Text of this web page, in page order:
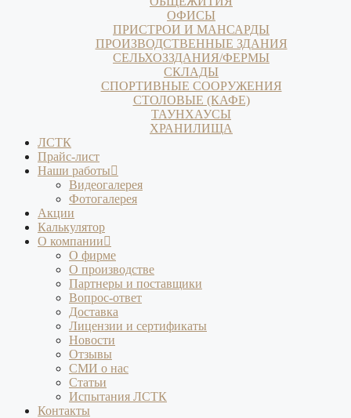
ОФИСЫ
ПРИСТРОИ И МАНСАРДЫ
ПРОИЗВОДСТВЕННЫЕ ЗДАНИЯ
СЕЛЬХОЗЗДАНИЯ/ФЕРМЫ
СКЛАДЫ
СПОРТИВНЫЕ СООРУЖЕНИЯ
СТОЛОВЫЕ (КАФЕ)
ТАУНХАУСЫ
ХРАНИЛИЩА
ЛСТК
Прайс-лист
Наши работы
Видеогалерея
Фотогалерея
Акции
Калькулятор
О компании
О фирме
О производстве
Партнеры и поставщики
Вопрос-ответ
Доставка
Лицензии и сертификаты
Новости
Отзывы
СМИ о нас
Статьи
Испытания ЛСТК
Контакты